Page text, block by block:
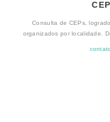
Consulta de CEPs,
organizados por localidade.